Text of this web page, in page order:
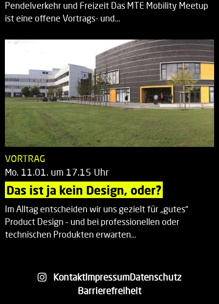
Pendelverkehr und Freizeit Das MTE Mobility Meetup
ist eine offene Vortrags- und…
VORTRAG
Mo. 11.01. um 17.15 Uhr
Das ist ja kein Design, oder?
Im Alltag entscheiden wir uns gezielt für „gutes“
Product Design – und bei professionellen oder
technischen Produkten erwarten…
KontaktImpressumDatenschutz
Barrierefreiheit